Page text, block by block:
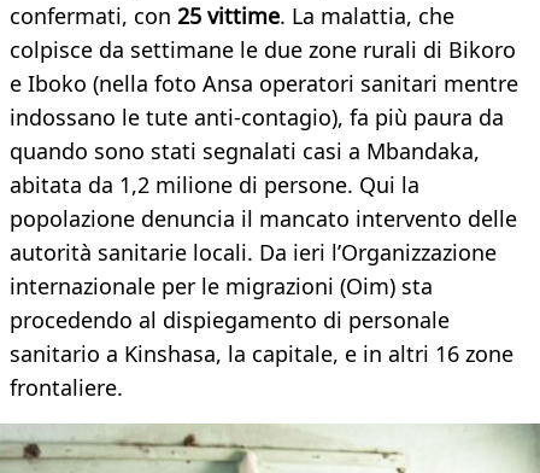
confermati, con 25 vittime. La malattia, che
colpisce da settimane le due zone rurali di Bikoro
e Iboko (nella foto Ansa operatori sanitari mentre
indossano le tute anti-contagio), fa più paura da
quando sono stati segnalati casi a Mbandaka,
abitata da 1,2 milione di persone. Qui la
popolazione denuncia il mancato intervento delle
autorità sanitarie locali. Da ieri l’Organizzazione
internazionale per le migrazioni (Oim) sta
procedendo al dispiegamento di personale
sanitario a Kinshasa, la capitale, e in altri 16 zone
frontaliere.